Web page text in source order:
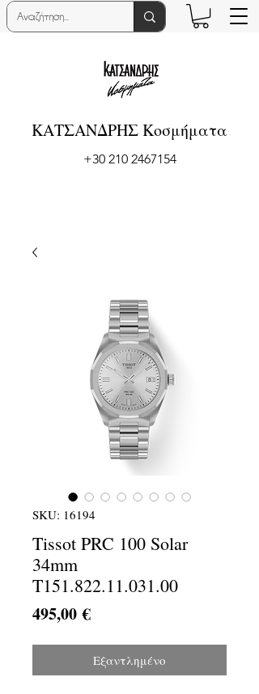
ΚΑΤΣΑΝΔΡΗΣ Κοσμήματα
+30 210 2467154
SKU: 16194
Tissot PRC 100 Solar
34mm
T151.822.11.031.00
495,00 €Τιμή
Εξαντλημένο